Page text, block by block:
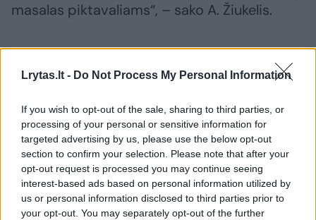
Lrytas.lt - Do Not Process My Personal Information
If you wish to opt-out of the sale, sharing to third parties, or
processing of your personal or sensitive information for
targeted advertising by us, please use the below opt-out
section to confirm your selection. Please note that after your
opt-out request is processed you may continue seeing
interest-based ads based on personal information utilized by
us or personal information disclosed to third parties prior to
your opt-out. You may separately opt-out of the further
masalas piktavaliams“, – sako A. Žiukelis.
metalo krūva